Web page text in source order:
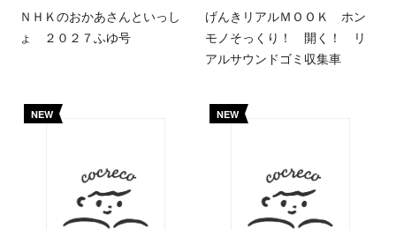
ＮＨＫのおかあさんといっし
ょ ２０２７ふゆ号
げんきリアルＭＯＯＫ ホン
モノそっくり！ 開く！ リ
アルサウンドゴミ収集車
NEW NEW